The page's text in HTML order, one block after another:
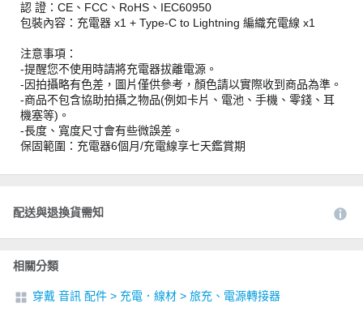
認 證：CE、FCC、RoHS、IEC60950
包裝內容：充電器 x1 + Type-C to Lightning 編織充電線 x1
注意事項：
-提醒您不使用時請將充電器拔離電源。
-因拍攝略有色差，圖片僅供參考，顏色請以實際收到商品為準。
-商品不包含協助拍攝之物品(例如卡片、電池、手機、零錢、耳
機塞等)。
-長度、寬度尺寸會有些微誤差。
保固範圍：充電器6個月/充電線享七天鑑賞期
配送與退換貨需知
相關分類
穿戴 音訊 配件 > 充電．線材 > 旅充、電源轉接器